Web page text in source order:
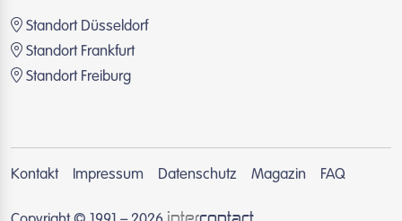
Standort Düsseldorf
Standort Frankfurt
Standort Freiburg
Kontakt Impressum Datenschutz Magazin FAQ
intercontact